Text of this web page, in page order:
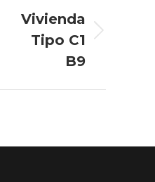
Proyecto
Vivienda
Tipo C1
B9